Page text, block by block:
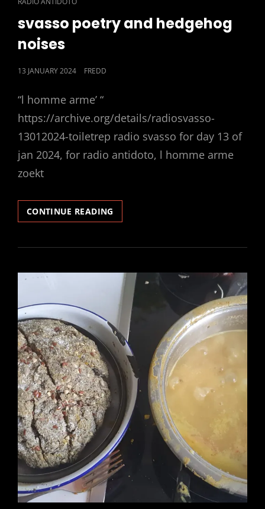
svasso poetry and hedgehog
noises
POSTED
13 JANUARY 2024 FREDD
“l homme arme’ “
https://archive.org/details/radiosvasso-
13012024-toiletrep radio svasso for day 13 of
jan 2024, for radio antidoto, l homme arme
zoekt
CONTINUE READING
POETRY
HEDGEHOG